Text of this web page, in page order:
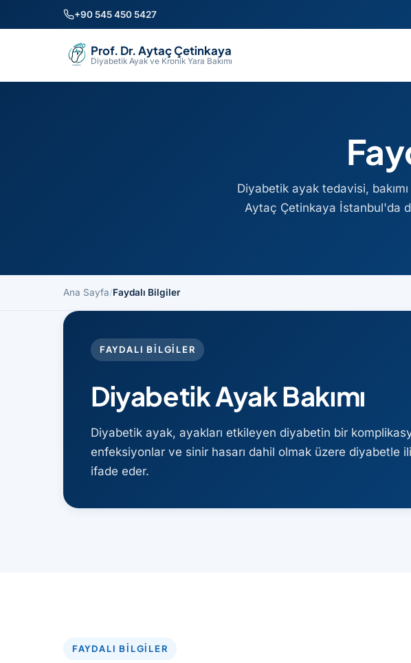
+90 545 450 5427
Prof. Dr. Aytaç Çetinkaya
Diyabetik Ayak ve Kronik Yara Bakımı
Diyabetik ayak tedavisi,
Aytaç Çetinkaya İstanbul'da
Ana Sayfa/Faydalı Bilgiler
FAYDALI BILGILER
Diyabetik Ayak Bakımı
Diyabetik ayak, ayakları etkileyen diyabetin bir
enfeksiyonlar ve sinir hasarı dahil olmak üzere diyabetle
ifade eder.
FAYDALI BILGILER